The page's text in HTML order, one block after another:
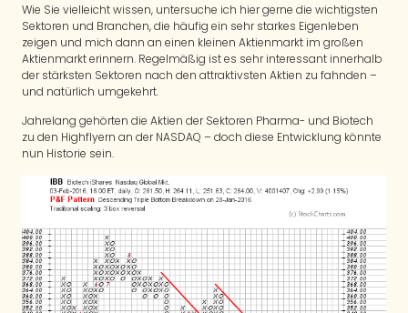
Wie Sie vielleicht wissen, untersuche ich hier gerne die wichtigsten
Sektoren und Branchen, die häufig ein sehr starkes Eigenleben
zeigen und mich dann an einen kleinen Aktienmarkt im großen
Aktienmarkt erinnern. Regelmäßig ist es sehr interessant innerhalb
der stärksten Sektoren nach den attraktivsten Aktien zu fahnden –
und natürlich umgekehrt.
Jahrelang gehörten die Aktien der Sektoren Pharma- und Biotech
zu den Highflyern an der NASDAQ – doch diese Entwicklung könnte
nun Historie sein.